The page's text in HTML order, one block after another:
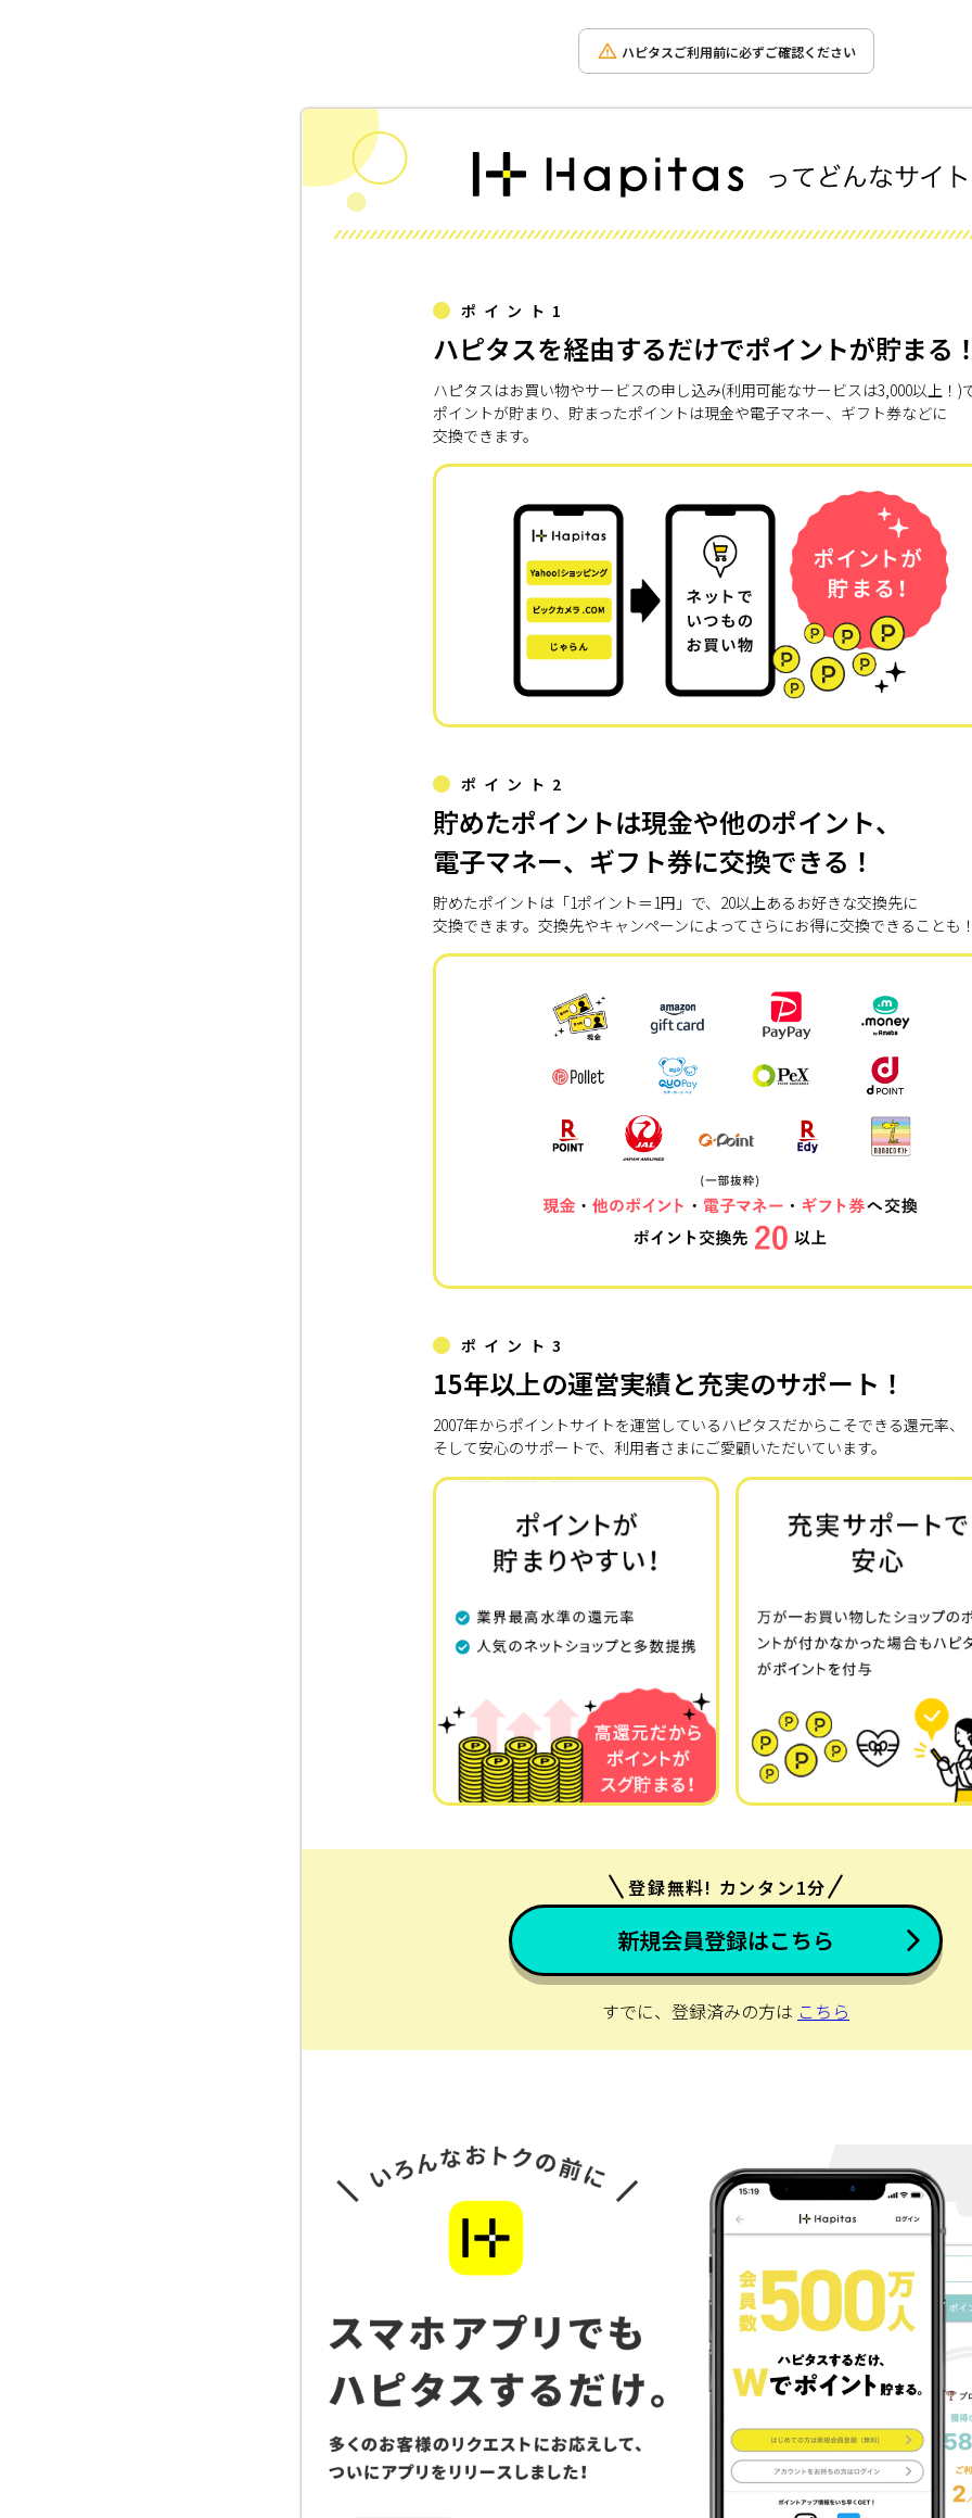
ハピタスご利用前に必ずご確認ください
ポイント1
ハピタスを経由するだけでポイントが貯まる
ハピタスはお買い物やサービスの申し込み(利用可能なサービスは3,000以上！)
ポイントが貯まり、貯まったポイントは現金や電子マネー、ギフト券などに
交換できます。
ポイント2
貯めたポイントは現金や他のポイント、
電子マネー、ギフト券に交換できる！
貯めたポイントは「1ポイント＝1円」で、20以上あるお好きな交換先に
交換できます。交換先やキャンペーンによってさらにお得に交換できることも
ポイント3
15年以上の運営実績と充実のサポート！
2007年からポイントサイトを運営しているハピタスだからこそできる還元率、
そして安心のサポートで、利用者さまにご愛顧いただいています。
登録無料! カンタン1分
新規会員登録はこちら
すでに、登録済みの方は こちら